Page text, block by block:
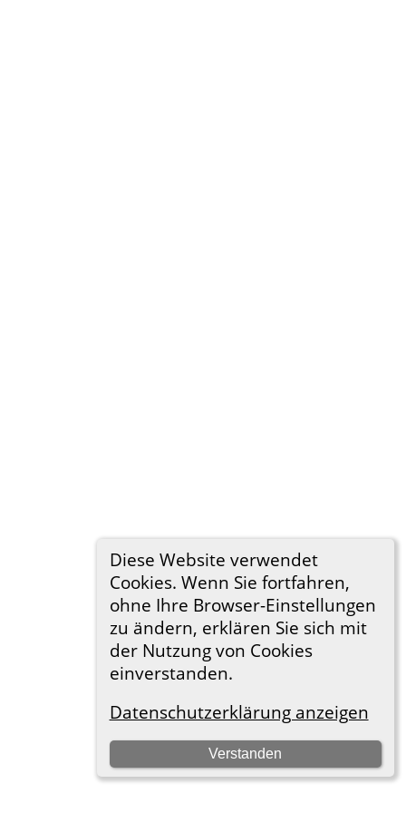
Diese Website verwendet
Cookies. Wenn Sie fortfahren,
ohne Ihre Browser-Einstellungen
zu ändern, erklären Sie sich mit
der Nutzung von Cookies
einverstanden.
Datenschutzerklärung anzeigen
Verstanden